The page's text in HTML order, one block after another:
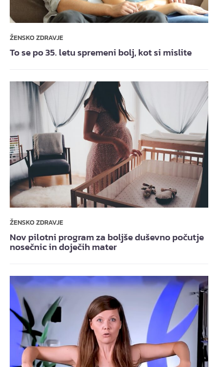
ŽENSKO ZDRAVJE
To se po 35. letu spremeni bolj, kot si mislite
ŽENSKO ZDRAVJE
Nov pilotni program za boljše duševno počutje
nosečnic in doječih mater